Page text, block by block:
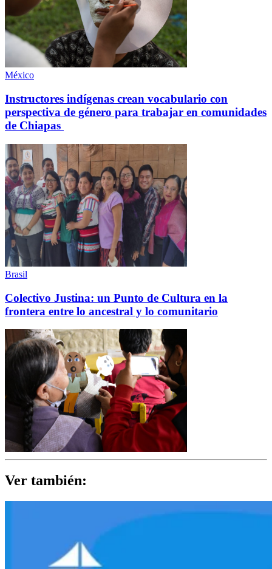
México
Instructores indígenas crean vocabulario con
perspectiva de género para trabajar en comunidades
de Chiapas
Brasil
Colectivo Justina: un Punto de Cultura en la
frontera entre lo ancestral y lo comunitario
Ver también: